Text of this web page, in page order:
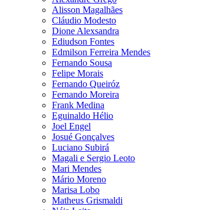
Alisson Magalhães
Cláudio Modesto
Dione Alexsandra
Ediudson Fontes
Edmilson Ferreira Mendes
Fernando Sousa
Felipe Morais
Fernando Queiróz
Fernando Moreira
Frank Medina
Eguinaldo Hélio
Joel Engel
Josué Gonçalves
Luciano Subirá
Magali e Sergio Leoto
Mari Mendes
Mário Moreno
Marisa Lobo
Matheus Grismaldi